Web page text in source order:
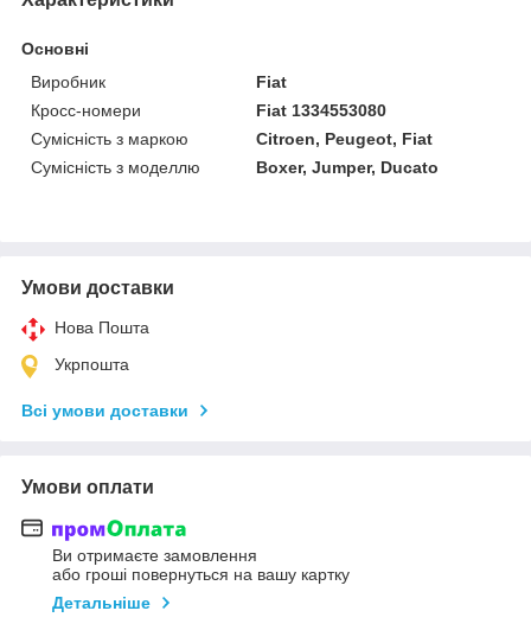
Основні
Виробник
Fiat
Кросс-номери
Fiat 1334553080
Сумісність з маркою
Citroen, Peugeot, Fiat
Сумісність з моделлю
Boxer, Jumper, Ducato
Умови доставки
Нова Пошта
Укрпошта
Всі умови доставки
Умови оплати
Ви отримаєте замовлення
або гроші повернуться на вашу картку
Детальніше